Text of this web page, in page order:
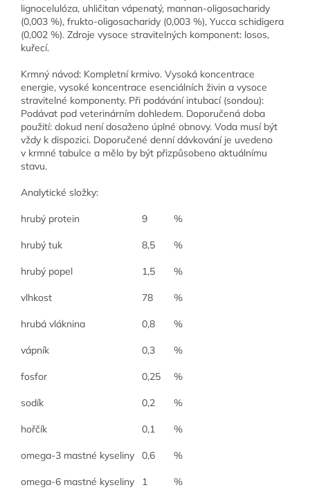
lignocelulóza, uhličitan vápenatý, mannan-oligosacharidy
(0,003 %), frukto-oligosacharidy (0,003 %), Yucca schidigera
(0,002 %). Zdroje vysoce stravitelných komponent: losos,
kuřecí.
Krmný návod: Kompletní krmivo. Vysoká koncentrace
energie, vysoké koncentrace esenciálních živin a vysoce
stravitelné komponenty. Při podávání intubací (sondou):
Podávat pod veterinárním dohledem. Doporučená doba
použití: dokud není dosaženo úplné obnovy. Voda musí být
vždy k dispozici. Doporučené denní dávkování je uvedeno
v krmné tabulce a mělo by být přizpůsobeno aktuálnímu
stavu.
Analytické složky:
hrubý protein 9 %
hrubý tuk 8,5 %
hrubý popel 1,5 %
vlhkost 78 %
hrubá vláknina 0,8 %
vápník 0,3 %
fosfor 0,25 %
sodík 0,2 %
hořčík 0,1 %
omega-3 mastné kyseliny 0,6 %
omega-6 mastné kyseliny 1 %